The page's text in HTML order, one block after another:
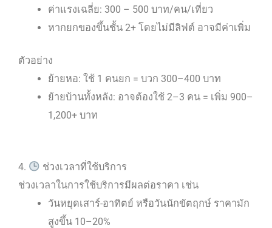
ค่าแรงเฉลี่ย: 300 – 500 บาท/คน/เที่ยว
หากยกของขึ้นชั้น 2+ โดยไม่มีลิฟต์ อาจมีค่าเพิ่ม
ตัวอย่าง
ย้ายหอ: ใช้ 1 คนยก = บวก 300–400 บาท
ย้ายบ้านทั้งหลัง: อาจต้องใช้ 2–3 คน = เพิ่ม 900–
1,200+ บาท
4.
ช่วงเวลาที่ใช้บริการ
ช่วงเวลาในการใช้บริการมีผลต่อราคา เช่น
วันหยุดเสาร์-อาทิตย์ หรือวันนักขัตฤกษ์ ราคามัก
สูงขึ้น 10–20%